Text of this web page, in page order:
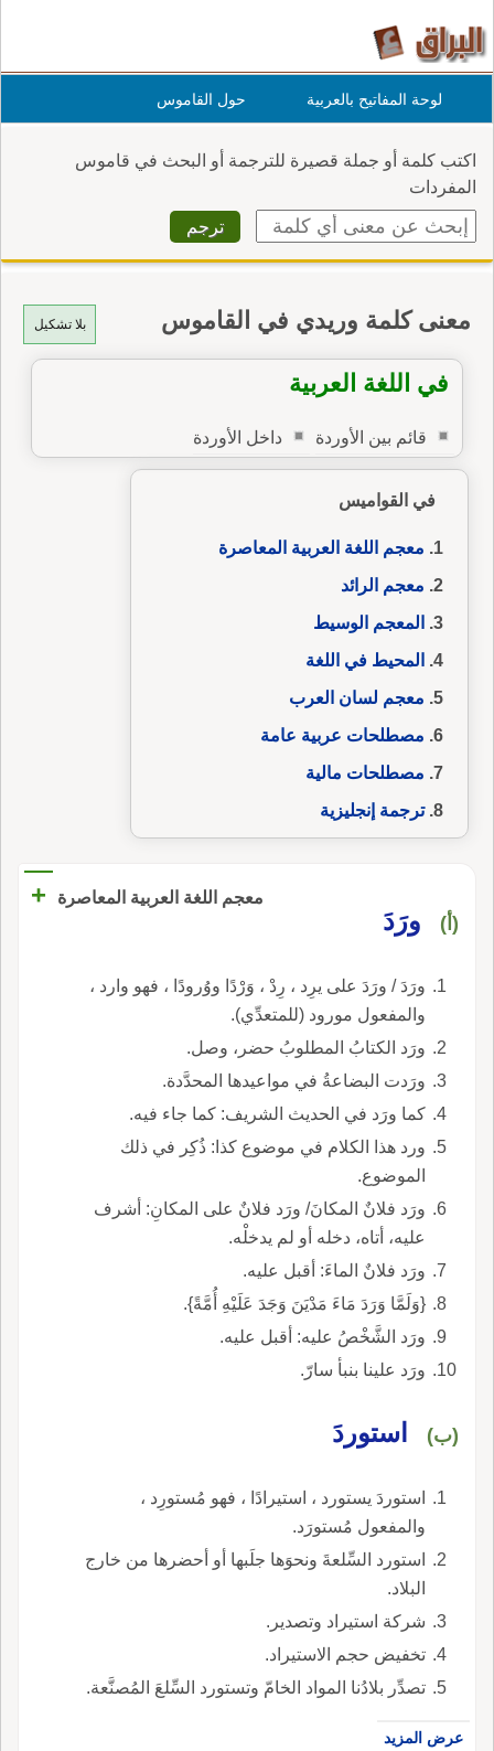
لوحة المفاتيح بالعربية حول القاموس
اكتب كلمة أو جملة قصيرة للترجمة أو البحث في قاموس
المفردات
بلا تشكيل معنى كلمة وريدي في القاموس
في اللغة العربية
قائم بين الأوردة داخل الأوردة
في القواميس
معجم اللغة العربية المعاصرة
معجم الرائد
المعجم الوسيط
المحيط في اللغة
معجم لسان العرب
مصطلحات عربية عامة
مصطلحات مالية
ترجمة إنجليزية
معجم اللغة العربية المعاصرة +
(أ) ورَدَ
ورَدَ / ورَدَ على يرِد ، رِدْ ، وَرْدًا ووُرودًا ، فهو وارد ،
والمفعول مورود (للمتعدِّي).
ورَد الكتابُ المطلوبُ حضر، وصل.
ورَدت البضاعةُ في مواعيدها المحدَّدة.
كما ورَد في الحديث الشريف: كما جاء فيه.
ورد هذا الكلام في موضوع كذا: ذُكِر في ذلك
الموضوع.
ورَد فلانٌ المكانَ/ ورَد فلانٌ على المكانِ: أشرف
عليه، أتاه، دخله أو لم يدخلْه.
ورَد فلانٌ الماءَ: أقبل عليه.
{وَلَمَّا وَرَدَ مَاءَ مَدْيَنَ وَجَدَ عَلَيْهِ أُمَّةً}.
ورَد الشَّخْصُ عليه: أقبل عليه.
ورَد علينا بنبأ سارّ.
(ب) استوردَ
استوردَ يستورد ، استيرادًا ، فهو مُستورِد ،
والمفعول مُستورَد.
استورد السِّلعةَ ونحوَها جلَبها أو أحضرها من خارج
البلاد.
شركة استيراد وتصدير.
تخفيض حجم الاستيراد.
تصدِّر بلادُنا المواد الخامّ وتستورد السِّلعَ المُصنَّعة.
عرض المزيد